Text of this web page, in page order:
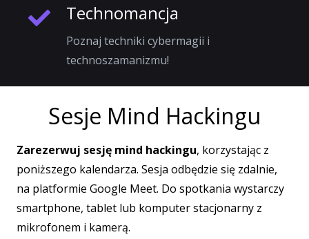
Technomancja
Poznaj techniki cybermagii i
technoszamanizmu!
Sesje Mind Hackingu
Zarezerwuj sesję mind hackingu, korzystając z
poniższego kalendarza. Sesja odbędzie się zdalnie,
na platformie Google Meet. Do spotkania wystarczy
smartphone, tablet lub komputer stacjonarny z
mikrofonem i kamerą.